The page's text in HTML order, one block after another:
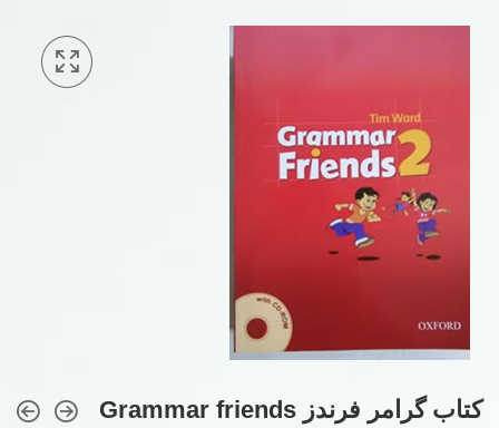
کتاب گرامر فرندز Grammar friends